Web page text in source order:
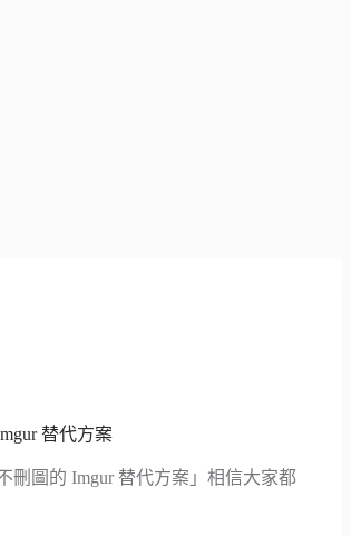
替代方案
刪圖的 Imgur 替代方案」相信大家都